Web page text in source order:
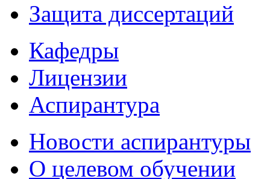
Защита диссертаций
Кафедры
Лицензии
Аспирантура
Новости аспирантуры
О целевом обучении